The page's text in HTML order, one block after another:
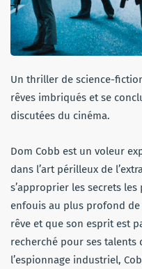
Un thriller de science-
rêves imbriqués et se
discutées du cinéma.
Dom Cobb est un voleur
dans l’art périlleux de
s’approprier les secrets
enfouis au plus profond
rêve et que son esprit est
recherché pour ses talents
l’espionnage industriel,